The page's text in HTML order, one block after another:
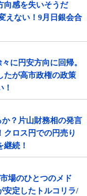
向感を失いそうだ
えない！9月日銀会合
に円安方向に回帰。
たが高市政権の政策
？片山財務相の発言
クロス円での円売り
続！
場のひとつのメド
安定したトルコリラ/